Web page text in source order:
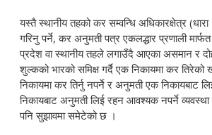
यस्तै स्थानीय तहको कर सम्वन्धि अधिकारक्षेत्र
गरिनु पर्ने, कर अनुमती पत्र एकलद्धार प्रणाली
प्रदेश वा स्थानीय तहले लगाउँदै आएका असमान र
शुल्कको भारको समिक्ष गर्दै एक निकायमा कर
निकायमा कर तिर्नु नपर्ने र अनुमती एक निकायबाट
निकायबाट अनुमती लिई रहन आवश्यक नपर्ने व्यवस्था
पनि सुझावमा समेटेको छ ।